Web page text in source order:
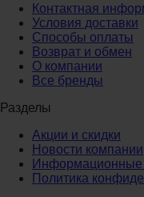
Контактная
Условия доставки
Способы оплаты
Возврат и обмен
О компании
Все бренды
Разделы
Акции и скидки
Новости компании
Информационные
Политика